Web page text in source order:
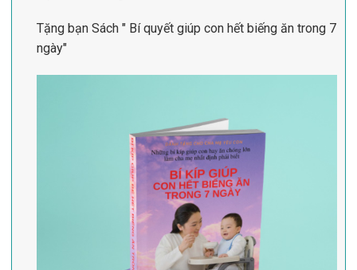
Tặng bạn Sách " Bí quyết giúp con hết biếng ăn trong 7
ngày"